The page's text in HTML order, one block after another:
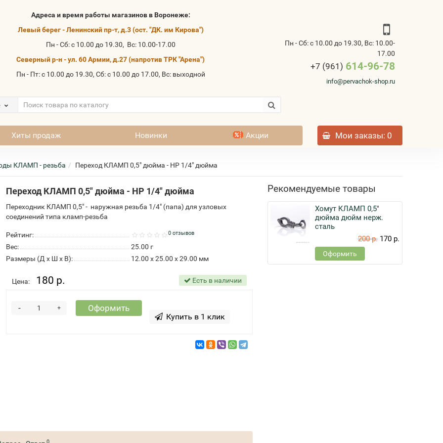
Адреса и время работы магазинов в Воронеже:
Левый берег - Ленинский пр-т, д.3 (ост. "ДК. им Кирова")
Пн - Сб: с 10.00 до 19.30, Вс: 10.00-17.00
Северный р-н - ул. 60 Армии, д.27 (напротив ТРК "Арена")
Пн - Пт: с 10.00 до 19.30, Сб: с 10.00 до 17.00, Вс: выходной
Пн - Сб: с 10.00 до 19.30, Вс: 10.00-
17.00
+7 (961) 614-96-78
info@pervachok-shop.ru
Хиты продаж Новинки Акции Мои заказы: 0
КЛАМП - резьба Переход КЛАМП 0,5" дюйма - НР 1/4" дюйма
Переход КЛАМП 0,5" дюйма - НР 1/4" дюйма
Переходник КЛАМП 0,5" - наружная резьба 1/4" (папа) для узловых
соединений типа кламп-резьба
Рейтинг: 0 отзывов
Вес: 25.00 г
Размеры (Д x Ш x В):
12.00 x 25.00 x 29.00 мм
Цена: 180 р. Есть в наличии
+
- Оформить
Купить в 1 клик
0
Рекомендуемые товары
Хомут КЛАМП 0,5"
дюйма дюйм нерж.
сталь
200 р. 170 р.
Оформить